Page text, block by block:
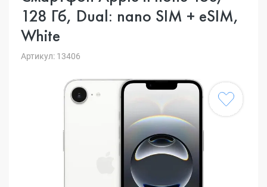
128 Гб, Dual: nano SIM + eSIM,
White
Артикул: 13406